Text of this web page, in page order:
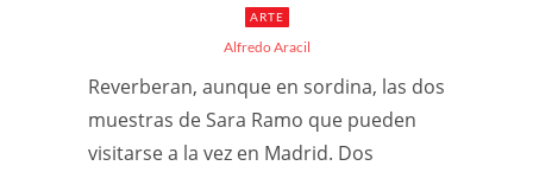
ARTE
Alfredo Aracil
Reverberan, aunque en sordina, las dos
muestras de Sara Ramo que pueden
visitarse a la vez en Madrid. Dos